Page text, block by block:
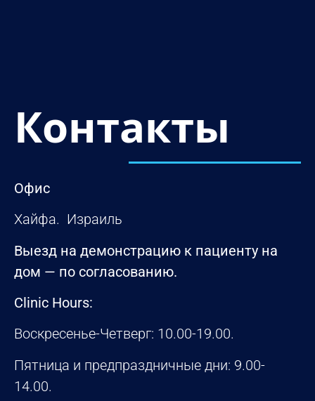
Контакты
Офис
Хайфа. Израиль
Выезд на демонстрацию к пациенту на
дом — по согласованию.
Clinic Hours:
Воскресенье-Четверг: 10.00-19.00.
Пятница и предпраздничные дни: 9.00-
14.00.